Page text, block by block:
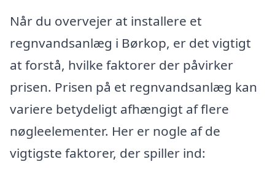
Når du overvejer at installere et
regnvandsanlæg i Børkop, er det vigtigt
at forstå, hvilke faktorer der påvirker
prisen. Prisen på et regnvandsanlæg kan
variere betydeligt afhængigt af flere
nøgleelementer. Her er nogle af de
vigtigste faktorer, der spiller ind: